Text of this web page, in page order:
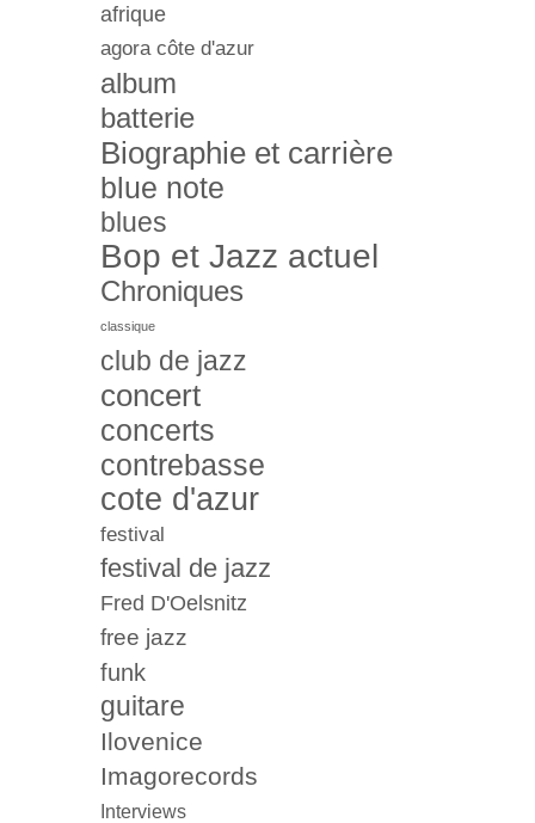
afrique
agora côte d'azur
album
batterie
Biographie et carrière
blue note
blues
Bop et Jazz actuel
Chroniques
classique
club de jazz
concert
concerts
contrebasse
cote d'azur
festival
festival de jazz
Fred D'Oelsnitz
free jazz
funk
guitare
Ilovenice
Imagorecords
Interviews